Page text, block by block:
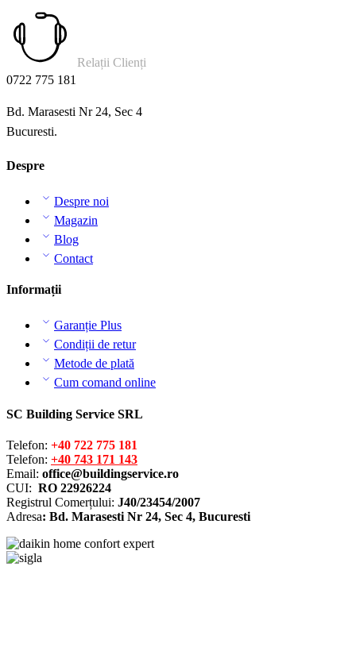
Relații Clienți
0722 775 181
Bd. Marasesti Nr 24, Sec 4
Bucuresti.
Despre
Despre noi
Magazin
Blog
Contact
Informații
Garanție Plus
Condiții de retur
Metode de plată
Cum comand online
SC Building Service SRL
Telefon: +40 722 775 181
Telefon: +40 743 171 143
Email: office@buildingservice.ro
CUI: RO 22926224
Registrul Comerțului: J40/23454/2007
Adresa: Bd. Marasesti Nr 24, Sec 4, Bucuresti